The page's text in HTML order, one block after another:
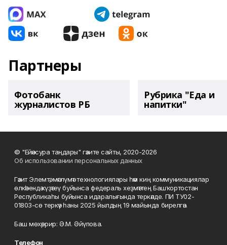
Партнеры
Фотобанк
журналистов РБ
Рубрика "Еда и
напитки"
© "Ейәнсура таңдары" гәзите сайты, 2020-2026
Об использовании персональных данных
Гәзит Элемтә, мәғлүмәт технологиялары һәм киң коммуникациялар
өлкәһендә күҙәтеү буйынса федераль хеҙмәттең Башҡортостан
Республикаһы буйынса идаралығында теркәлде. ПИ ТУ02-
01803-сө теркәү һаны 2025 йылдың 19 майында бирелгән.
Баш мөхәррир: Ә.М. Әйүпова.
Телефон